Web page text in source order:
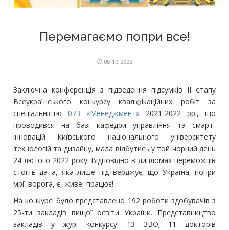
Перемагаємо попри все!
05-10-2022
Заключна конференція з підведення підсумків ІІ етапу
Всеукраїнського конкурсу кваліфікаційних робіт за
спеціальністю 073 «Менеджмент» 2021-2022 рр., що
проводився на базі кафедри управління та смарт-
інновацій Київського національного університету
технологій та дизайну, мала відбутись у той чорний день
24 лютого 2022 року. Відповідно в дипломах переможців
стоїть дата, яка лише підтверджує, що Україна, попри
мрії ворога, є, живе, працює!
На конкурсі було представлено 192 роботи здобувачів з
25-ти закладів вищої освіти України. Представництво
закладів у журі конкурсу: 13 ЗВО; 11 докторів